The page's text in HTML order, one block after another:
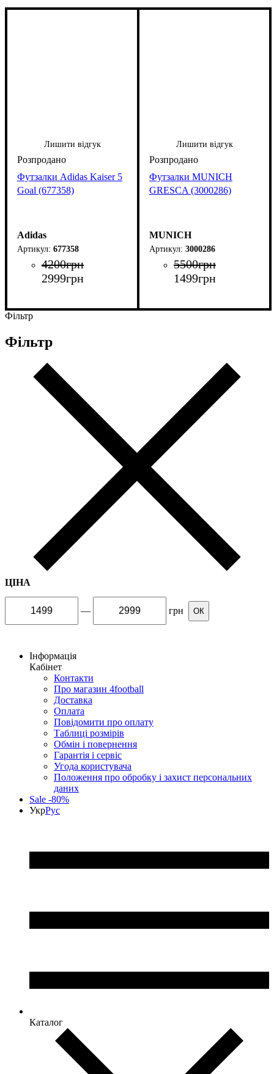
Лишити відгук
Футзалки Adidas Kaiser 5
Goal (677358)
Adidas
677358
4200грн
2999грн
Лишити відгук
Футзалки MUNICH
GRESCA (3000286)
MUNICH
3000286
5500грн
1499грн
Фільтр
Фільтр
ЦІНА
— грн ОК
Інформація
Кабінет
Контакти
Про магазин 4football
Доставка
Оплата
Повідомити про оплату
Таблиці розмірів
Обмін і повернення
Гарантія і сервіс
Угода користувача
Положення про обробку і захист персональних
даних
Sale -80%
УкрРус
Каталог